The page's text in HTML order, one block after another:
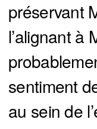
préservant
l’alignant à
sentiment
au sein de